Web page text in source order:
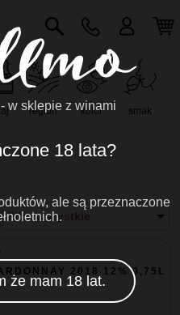
region kolor smak
Filtr: wszystkie
2018 12% 0,75L
w sklepie z winami
18 lata?
ale są przeznaczone
że mam 18 lat.